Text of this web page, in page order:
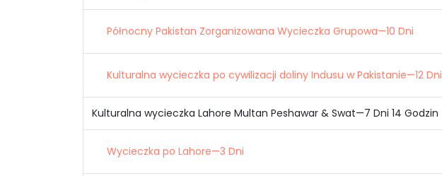
Północny Pakistan Zorganizowana Wycieczka Grupowa—10 Dni
Kulturalna wycieczka po cywilizacji doliny Indusu w Pakistanie—12 Dni
Kulturalna wycieczka Lahore Multan Peshawar & Swat—7 Dni 14 Godzin
Wycieczka po Lahore—3 Dni